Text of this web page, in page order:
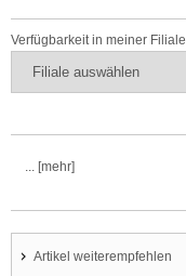
Verfügbarkeit in meiner Filiale
... [mehr]
Artikel weiterempfehlen